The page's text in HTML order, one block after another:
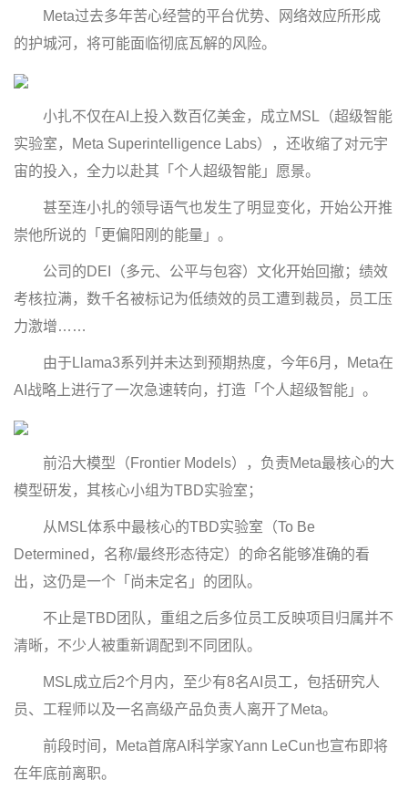
Meta过去多年苦心经营的平台优势、网络效应所形成
的护城河，将可能面临彻底瓦解的风险。
小扎不仅在AI上投入数百亿美金，成立MSL（超级智能
实验室，Meta Superintelligence Labs），还收缩了对元宇
宙的投入，全力以赴其「个人超级智能」愿景。
甚至连小扎的领导语气也发生了明显变化，开始公开推
崇他所说的「更偏阳刚的能量」。
公司的DEI（多元、公平与包容）文化开始回撤；绩效
考核拉满，数千名被标记为低绩效的员工遭到裁员，员工压
力激增……
由于Llama3系列并未达到预期热度，今年6月，Meta在
AI战略上进行了一次急速转向，打造「个人超级智能」。
前沿大模型（Frontier Models），负责Meta最核心的大
模型研发，其核心小组为TBD实验室；
从MSL体系中最核心的TBD实验室（To Be
Determined，名称/最终形态待定）的命名能够准确的看
出，这仍是一个「尚未定名」的团队。
不止是TBD团队，重组之后多位员工反映项目归属并不
清晰，不少人被重新调配到不同团队。
MSL成立后2个月内，至少有8名AI员工，包括研究人
员、工程师以及一名高级产品负责人离开了Meta。
前段时间，Meta首席AI科学家Yann LeCun也宣布即将
在年底前离职。